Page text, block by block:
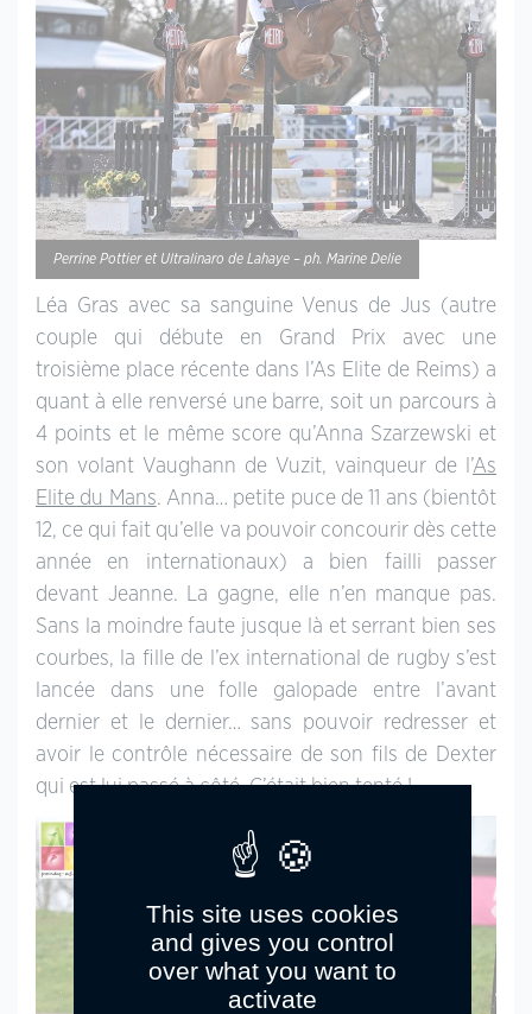
Perrine Pottier et Ultralinaro de Lahaye – ph. Marine Delie
Léa Gras avec sa sanguine Venus de Jus (autre
couple qui débute en Grand Prix avec une
troisième place récente dans l’As Elite de Reims) a
quant à elle renversé une barre, soit un parcours à
4 points et le même score qu’Anna Szarzewski et
son volant Vaughann de Vuzit, vainqueur de l’As
Elite du Mans. Anna… petite puce de 11 ans (bientôt
12, ce qui fait qu’elle va pouvoir concourir dès cette
année en internationaux) a bien failli passer
devant Jeanne. La gagne, elle n’en manque pas.
Sans la moindre faute jusque là et serrant bien ses
courbes, la fille de l’ex international de rugby s’est
lancée dans une folle galopade entre l’avant
dernier et le dernier… sans pouvoir redresser et
avoir le contrôle nécessaire de son fils de Dexter
qui est lui passé à côté. C’était bien tenté !
This site uses cookies
and gives you control
over what you want to
activate